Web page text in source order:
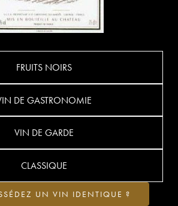
FRUITS NOIRS
DE GASTRONOMIE
VIN DE GARDE
CLASSIQUE
UN VIN IDENTIQUE ?